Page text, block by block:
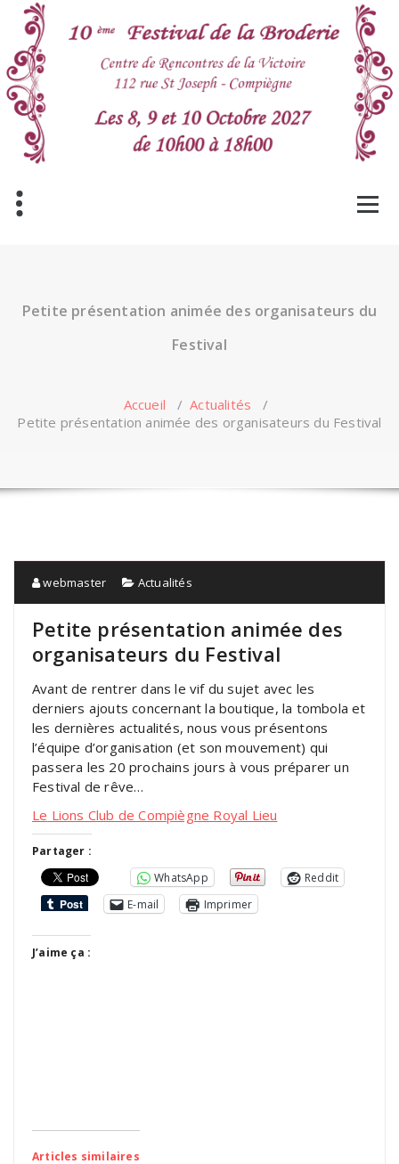
Aller
contenu
Petite présentation animée des organisateurs du
Festival
Accueil /Actualités /
Petite présentation animée des organisateurs du Festival
webmaster Actualités
Petite présentation animée des
organisateurs du Festival
Avant de rentrer dans le vif du sujet avec les
derniers ajouts concernant la boutique, la tombola et
les dernières actualités, nous vous présentons
l’équipe d’organisation (et son mouvement) qui
passera les 20 prochains jours à vous préparer un
Festival de rêve…
Le Lions Club de Compiègne Royal Lieu
Partager :
WhatsApp
Reddit
E-mail
Imprimer
J’aime ça :
Articles similaires